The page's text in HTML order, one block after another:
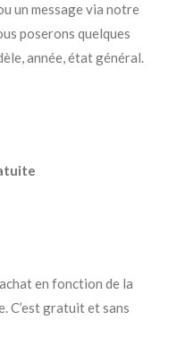
un message via notre
poserons quelques
année, état général.
en fonction de la
C’est gratuit et sans